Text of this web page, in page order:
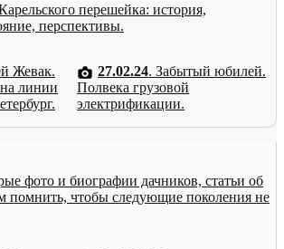
перешейка: история,
перспективы.
Жевак.
линии
27.02.24. Забытый юбилей.
Полвека грузовой
электрификации.
фото и биографии дачников, статьи об
помнить, чтобы следующие поколения не